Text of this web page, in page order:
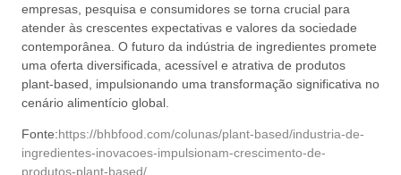
empresas, pesquisa e consumidores se torna crucial para
atender às crescentes expectativas e valores da sociedade
contemporânea. O futuro da indústria de ingredientes promete
uma oferta diversificada, acessível e atrativa de produtos
plant-based, impulsionando uma transformação significativa no
cenário alimentício global.
Fonte:https://bhbfood.com/colunas/plant-based/industria-de-
ingredientes-inovacoes-impulsionam-crescimento-de-
produtos-plant-based/